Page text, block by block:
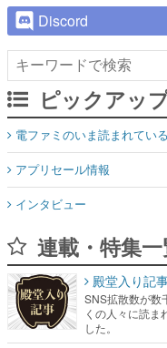
Discord
ピックアッ
電ファミのいま読まれてい
アプリセール情報
インタビュー
連載・特集
殿堂入り記
SNS拡散数が数
くの人々に読ま
した。